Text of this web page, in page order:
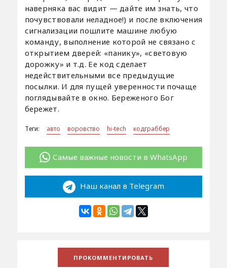
наверняка вас видит — дайте им знать, что
почувствовали неладное!) и после включения
сигнализации пошлите машине любую
команду, выполнение которой не связано с
открытием дверей: «панику», «световую
дорожку» и т.д. Ее код сделает
недействительными все предыдущие
посылки. И для пущей уверенности почаще
поглядывайте в окно. Береженого Бог
бережет.
Теги: авто воровство hi-tech кодграббер
Самые важные новости в WhatsApp
Наш канал в Telegram